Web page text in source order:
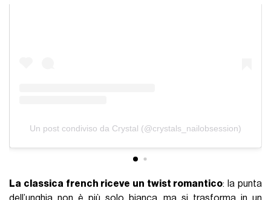
Un post condiviso da Crystal (@crystals_nailobsession)
La classica french riceve un twist romantico: la punta